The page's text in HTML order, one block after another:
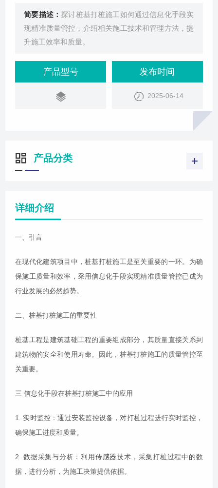
简要描述：探讨桩基打桩施工如何通过信息化手段实
现精准质量管控，介绍相关施工技术和管理方法，提
升施工效率和质量。
产品型号 发布时间
2025-06-14
产品分类
详细介绍
一、引言
在现代化建筑项目中，桩基打桩施工是至关重要的一环。为确
保施工质量和效率，采用信息化手段实现精准质量管控已成为
行业发展的必然趋势。
二、桩基打桩施工的重要性
桩基工程是建筑基础工程的重要组成部分，其质量直接关系到
建筑物的安全和使用寿命。因此，桩基打桩施工的质量管控至
关重要。
三 信息化手段在桩基打桩施工中的应用
1. 实时监控：通过安装监控设备，对打桩过程进行实时监控，
确保施工进度和质量。
2. 数据采集与分析：利用传感器技术，采集打桩过程中的数
据，进行分析，为施工决策提供依据。